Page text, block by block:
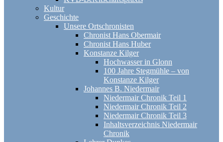
Kultur
Geschichte
Unsere Ortschronisten
Chronist Hans Obermair
Chronist Hans Huber
Konstanze Kilger
Hochwasser in Glonn
100 Jahre Stegmühle – von
Konstanze Kilger
Johannes B. Niedermair
Niedermair Chronik Teil 1
Niedermair Chronik Teil 2
Niedermair Chronik Teil 3
Inhaltsverzeichnis Niedermair
Chronik